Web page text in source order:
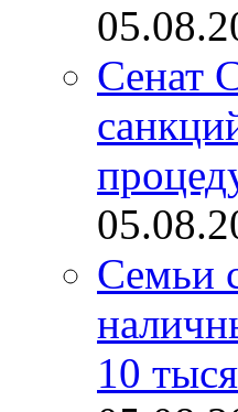
Сенат
Семьи
10